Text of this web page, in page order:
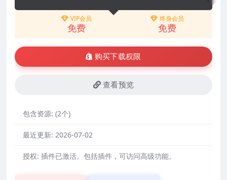
VIP会员
免费
终身会员
免费
购买下载权限
查看预览
包含资源: (2个)
最近更新: 2026-07-02
授权: 插件已激活。包括插件，可访问高级功能。